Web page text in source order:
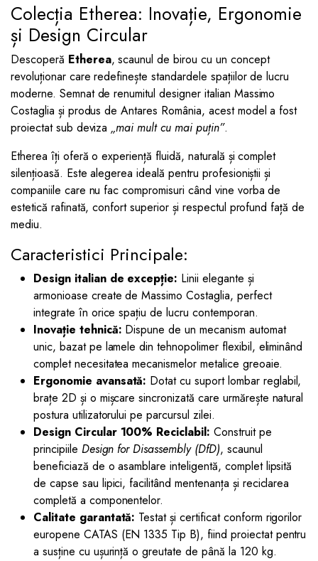
Colecția Etherea: Inovație, Ergonomie
și Design Circular
Descoperă Etherea, scaunul de birou cu un concept
revoluționar care redefinește standardele spațiilor de lucru
moderne. Semnat de renumitul designer italian Massimo
Costaglia și produs de Antares România, acest model a fost
proiectat sub deviza „mai mult cu mai puțin”.
Etherea îți oferă o experiență fluidă, naturală și complet
silențioasă. Este alegerea ideală pentru profesioniștii și
companiile care nu fac compromisuri când vine vorba de
estetică rafinată, confort superior și respectul profund față de
mediu.
Caracteristici Principale:
Design italian de excepție: Linii elegante și
armonioase create de Massimo Costaglia, perfect
integrate în orice spațiu de lucru contemporan.
Inovație tehnică: Dispune de un mecanism automat
unic, bazat pe lamele din tehnopolimer flexibil, eliminând
complet necesitatea mecanismelor metalice greoaie.
Ergonomie avansată: Dotat cu suport lombar reglabil,
brațe 2D și o mișcare sincronizată care urmărește natural
postura utilizatorului pe parcursul zilei.
Design Circular 100% Reciclabil: Construit pe
principiile Design for Disassembly (DfD), scaunul
beneficiază de o asamblare inteligentă, complet lipsită
de capse sau lipici, facilitând mentenanța și reciclarea
completă a componentelor.
Calitate garantată: Testat și certificat conform rigorilor
europene CATAS (EN 1335 Tip B), fiind proiectat pentru
a susține cu ușurință o greutate de până la 120 kg.